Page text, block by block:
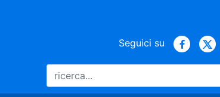
Seguici su